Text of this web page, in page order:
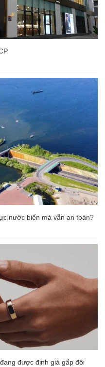
nước biển mà vẫn an toàn?
được định giá gấp đôi